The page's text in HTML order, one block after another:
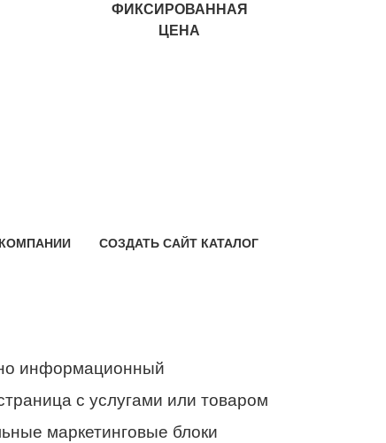
ФИКСИРОВАННАЯ
ЦЕНА
СОЗДАТЬ САЙТ КАТАЛОГ
информационный
с услугами или товаром
маркетинговые блоки